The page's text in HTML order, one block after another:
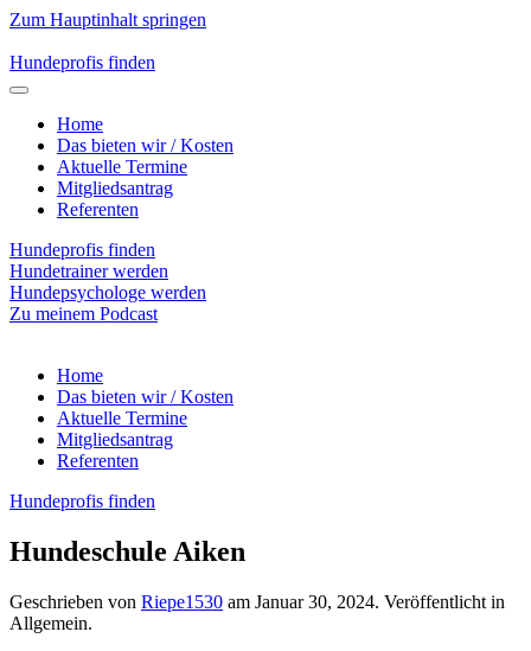
Zum Hauptinhalt springen
Hundeprofis finden
Home
Das bieten wir / Kosten
Aktuelle Termine
Mitgliedsantrag
Referenten
Hundeprofis finden
Hundetrainer werden
Hundepsychologe werden
Zu meinem Podcast
Home
Das bieten wir / Kosten
Aktuelle Termine
Mitgliedsantrag
Referenten
Hundeprofis finden
Hundeschule Aiken
Geschrieben von Riepe1530 am Januar 30, 2024. Veröffentlicht in
Allgemein.